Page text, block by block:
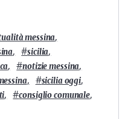
messina,
, #sicilia,
, #notizie messina,
, #sicilia oggi,
, #consiglio comunale,